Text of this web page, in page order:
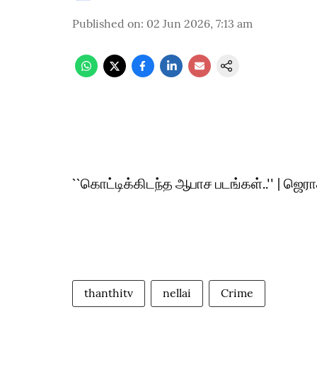
Published on: 02 Jun 2026, 7:13 am
``கொட்டிக்கிடந்த ஆபாச படங்கள்..'' |
thanthitv nellai Crime